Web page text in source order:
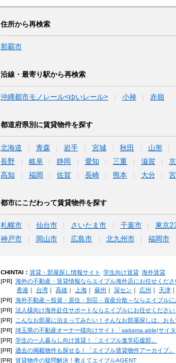
住所から再検索
那覇市
沿線・最寄り駅から再検索
沖縄都市モノレール<ゆいレール> 小禄 赤嶺
都道府県別に賃貸物件を探す
北海道 青森 岩手 宮城 秋田 山形
長野
岐阜 静岡 愛知 三重 滋賀
高知
福岡 佐賀 長崎 熊本 大分
都市にこだわって賃貸物件を探す
札幌市 仙台市 さいたま市 千葉市 東京
神戸市
岡山市 広島市 北九州市 福岡市
CHINTAI： 賃貸・部屋探し情報サイト 学生向け賃貸 海外賃貸
[PR] 海外の不動産・賃貸情報ならエイブル海外店にお任せくださ
香港｜ 台湾｜ 高雄｜ 上海｜ 蘇州 ｜ 深セン ｜ 広州 ｜ 天津｜
[PR] 海外不動産～投資・居住・別荘・資産分散～ならエイブル
[PR] 法人様向け海外赴任サポートならエイブルにお任せください
[PR]
こんなお部屋に泊まってみたい！そんなお部屋探しは、お
[PR] 埼玉県の不動産オーナー様向けサイト「saitama.able(サイタ
[PR] 学生の一人暮らし向け賃貸！「エイブル進学応援部」
[PR] 過去の掲載物件も探せる！「エイブル賃貸物件アーカイブ」
[PR] 賃貸物件の疑問解決！教えてエイブルAGENT